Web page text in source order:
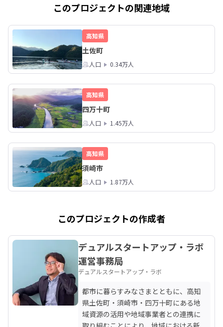
このプロジェクトの関連地域
高知県
土佐町
人口 0.34万人
高知県
四万十町
人口 1.45万人
高知県
須崎市
人口 1.87万人
このプロジェクトの作成者
デュアルスタートアップ・ラボ
運営事務局
デュアルスタートアップ・ラボ
都市に暮らすみなさまとともに、高知
県土佐町・須崎市・四万十町にある地
域資源の活用や地域事業者との連携に